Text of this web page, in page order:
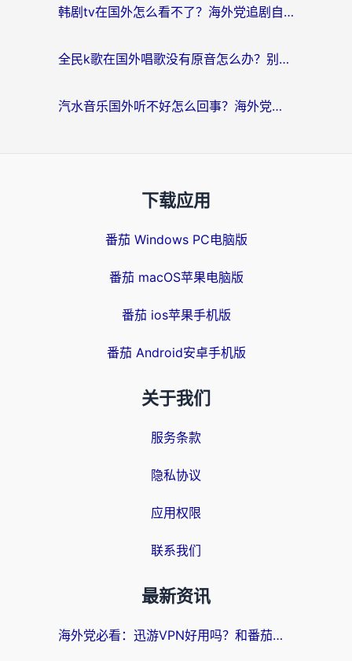
韩剧tv在国外怎么看不了？海外党追剧自由的终极解决方案来了
全民k歌在国外唱歌没有原音怎么办？别让地域限制毁了你的麦霸时刻
汽水音乐国外听不好怎么回事？海外党亲测有效的回国加速方案来了
下载应用
番茄 Windows PC电脑版
番茄 macOS苹果电脑版
番茄 ios苹果手机版
番茄 Android安卓手机版
关于我们
服务条款
隐私协议
应用权限
联系我们
最新资讯
海外党必看：迅游VPN好用吗？和番茄加速器VPN对比哪个回国效果更好？